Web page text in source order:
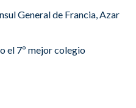
General de Francia, Azar
el 7º mejor colegio